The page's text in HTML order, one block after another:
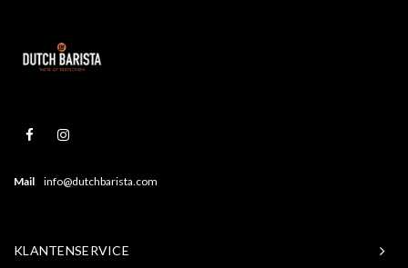
Mail info@dutchbarista.com
KLANTENSERVICE